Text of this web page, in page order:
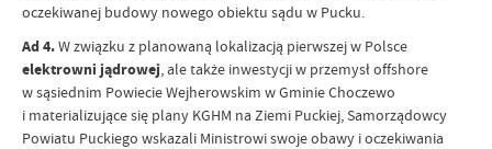
oczekiwanej budowy nowego obiektu sądu w Pucku.
Ad 4.W związku z planowaną lokalizacją pierwszej w Polsce
elektrowni jądrowej, ale także inwestycji w przemysł offshore
w sąsiednim Powiecie Wejherowskim w Gminie Choczewo
i materializujące się plany KGHM na Ziemi Puckiej, Samorządowcy
Powiatu Puckiego wskazali Ministrowi swoje obawy i oczekiwania